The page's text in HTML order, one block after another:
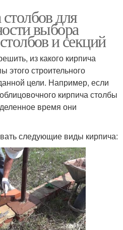
для
выбора
и секций
из какого кирпича
этого строительного
цели. Например, если
кирпича столбы
время они
следующие виды кирпича: